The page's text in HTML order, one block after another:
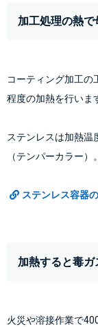
加工処理の熱
コーティング加工
程度の加熱を行いま
ステンレスは加熱
（テンパーカラー）。
ステンレス容器
加熱すると毒
火災や溶接作業で